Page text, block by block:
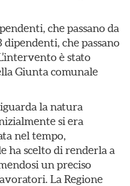
che passano da
che passano
è stato
Giunta comunale
la natura
si era
nel tempo,
ha scelto di renderla a
un preciso
La Regione